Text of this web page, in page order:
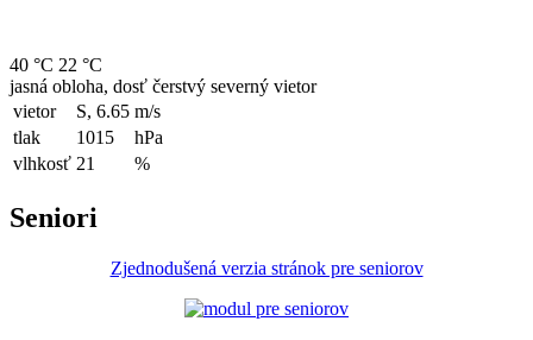
40 °C 22 °C
jasná obloha, dosť čerstvý severný vietor
vietor
S, 6.65 m/s
tlak
1015
hPa
vlhkosť 21 %
Seniori
Zjednodušená verzia stránok pre seniorov